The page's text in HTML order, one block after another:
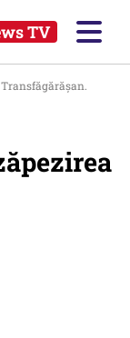
TV